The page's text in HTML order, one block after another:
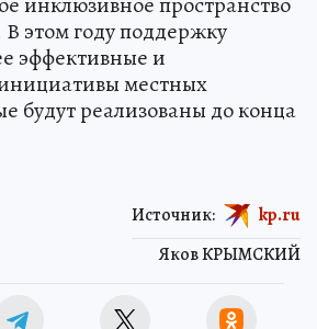
этом году поддержку
эффективные и
местных
будут реализованы до конца
Яков КРЫМСКИЙ
Источник: kp.ru